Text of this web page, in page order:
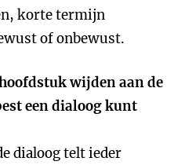
korte termijn
of onbewust.
wijden aan de
een dialoog kunt
dialoog telt ieder